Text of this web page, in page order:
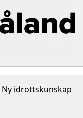
Ny idrottskunskap